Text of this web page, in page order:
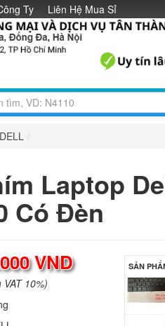
Ty Liên Hệ Mua Sỉ
/
Laptop
Có Đèn
VND
10%)
SẢN